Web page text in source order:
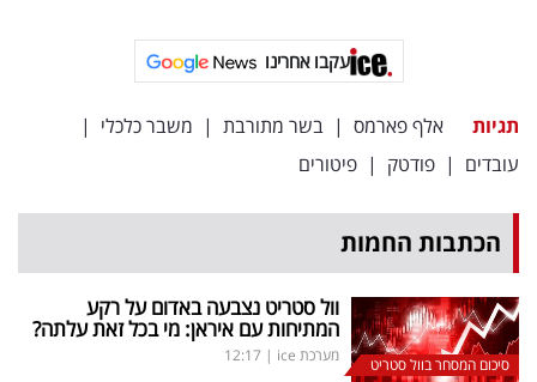
עקבו אחרינו
תגיות אלף פארמס | בשר מתורבת | משבר כלכלי |
עובדים | פודטק | פיטורים
הכתבות החמות
סיכום המסחר בוול סטריט
וול סטריט נצבעה באדום על רקע
המתיחות עם איראן: מי בכל זאת עלתה?
מערכת ice |
12:17